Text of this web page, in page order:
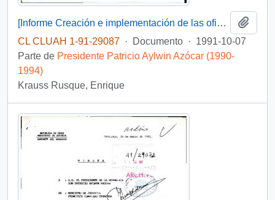
[Informe Creación e implementación de las oficinas de información al usuario]
CL CLUAH 1-91-29087 · Documento · 1991-10-07
Parte de Presidente Patricio Aylwin Azócar (1990-
1994)
Krauss Rusque, Enrique